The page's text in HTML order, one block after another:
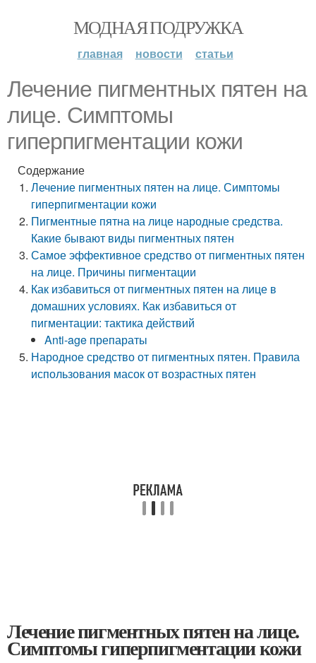
МОДНАЯ ПОДРУЖКА
главная новости статьи
Лечение пигментных пятен на
лице. Симптомы
гиперпигментации кожи
Содержание
Лечение пигментных пятен на лице. Симптомы
гиперпигментации кожи
Пигментные пятна на лице народные средства.
Какие бывают виды пигментных пятен
Самое эффективное средство от пигментных пятен
на лице. Причины пигментации
Как избавиться от пигментных пятен на лице в
домашних условиях. Как избавиться от
пигментации: тактика действий
Anti-age препараты
Народное средство от пигментных пятен. Правила
использования масок от возрастных пятен
Лечение пигментных пятен на лице.
Симптомы гиперпигментации кожи